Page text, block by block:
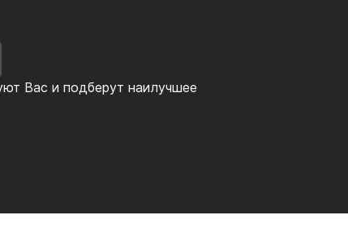
Вас и подберут наилучшее